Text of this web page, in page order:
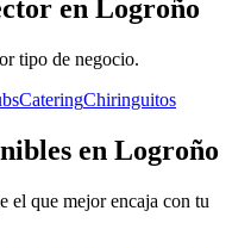
en Logroño
tipo de negocio.
CateringChiringuitos
en Logroño
el que mejor encaja con tu